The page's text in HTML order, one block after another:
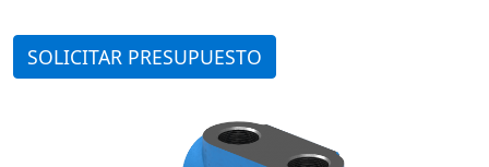
SOLICITAR PRESUPUESTO